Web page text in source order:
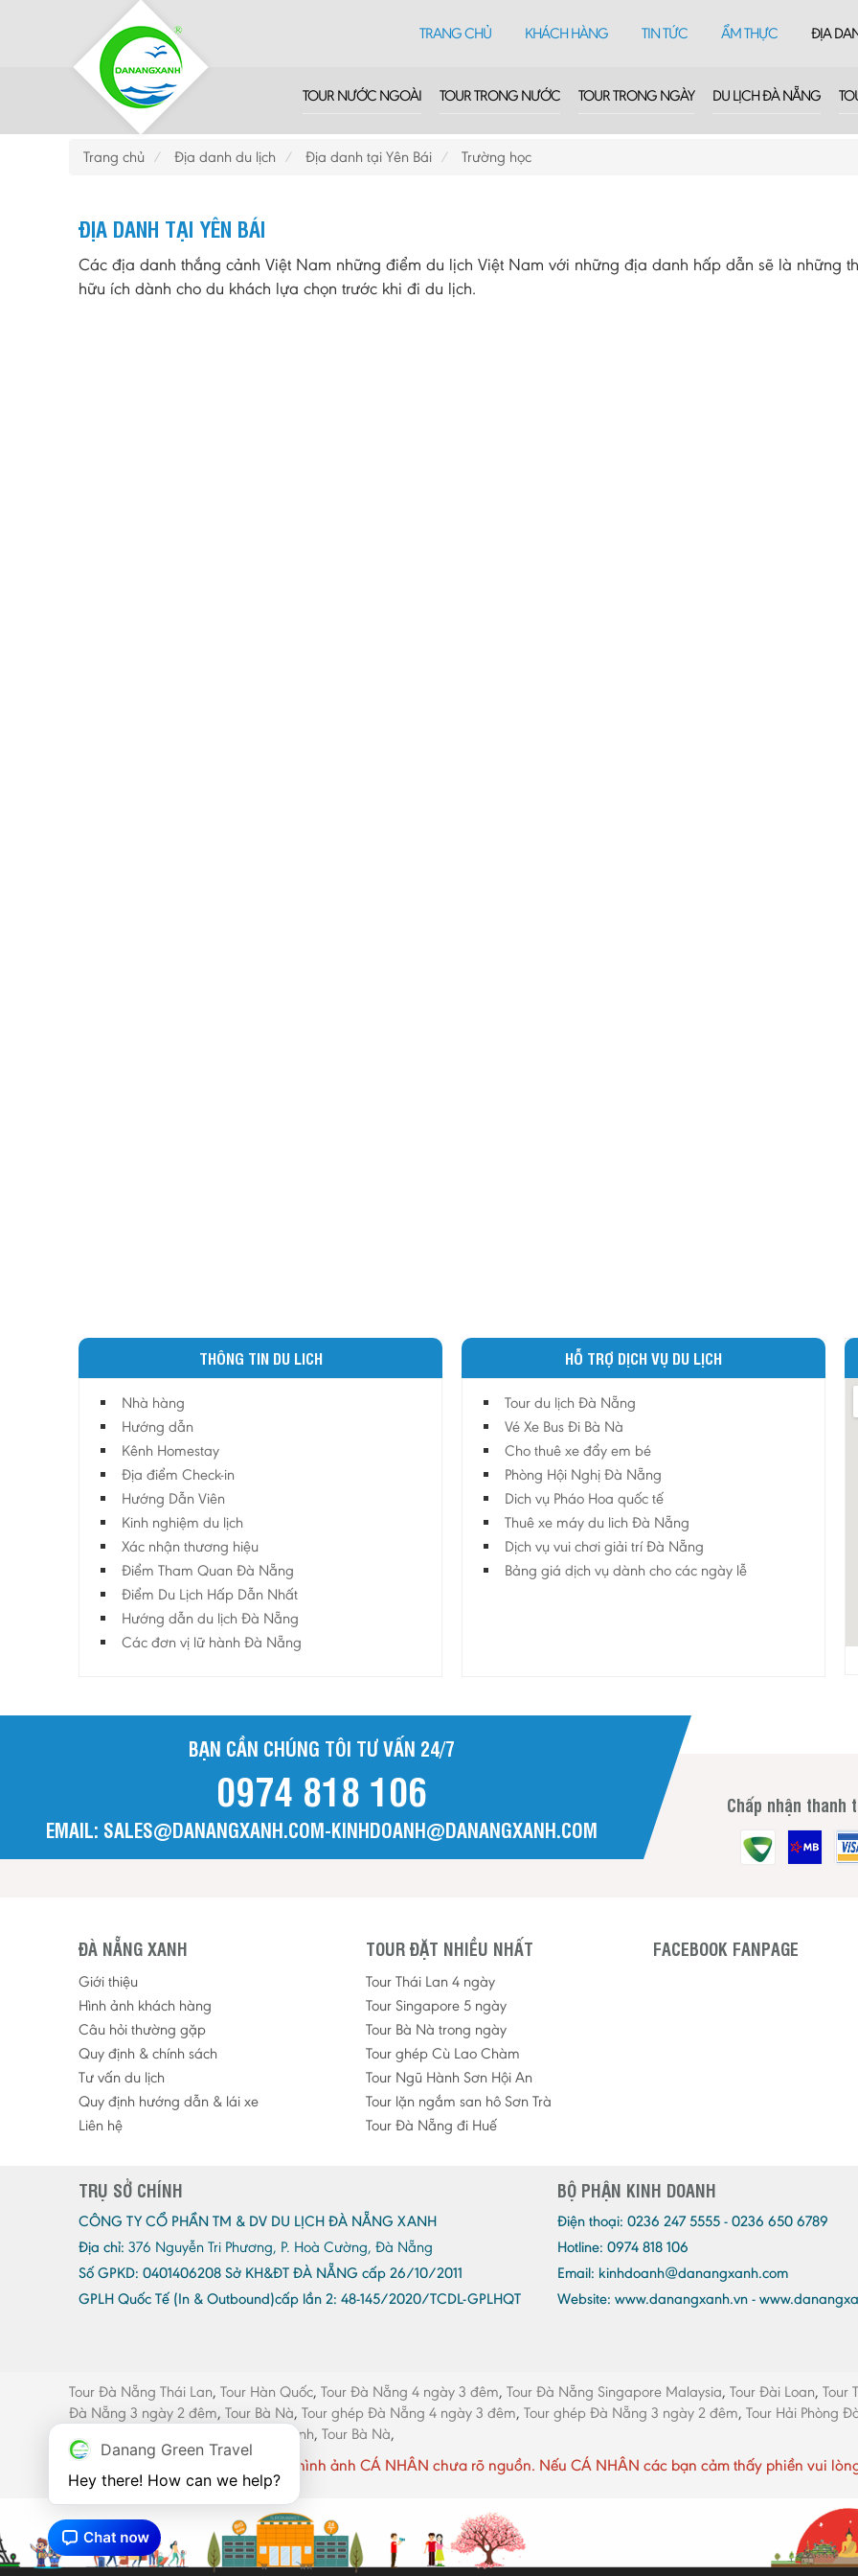
TRANG CHỦ KHÁCH HÀNG TIN TỨC ẨM THỰC ĐỊA
TOUR NƯỚC NGOÀI TOUR TRONG NƯỚC TOUR TRONG NGÀY DU LỊCH ĐÀ NẴNG
Trang chủ Địa danh du lịch Địa danh tại Yên Bái Trường học
ĐỊA DANH TẠI YÊN BÁI
Các địa danh thắng cảnh Việt Nam những điểm du lịch Việt Nam với những địa danh hấp dẫn sẽ là những
hữu ích dành cho du khách lựa chọn trước khi đi du lịch.
THÔNG TIN DU LICH
Nhà hàng
Hướng dẫn
Kênh Homestay
Địa điểm Check-in
Hướng Dẫn Viên
Kinh nghiệm du lịch
Xác nhận thương hiệu
Điểm Tham Quan Đà Nẵng
Điểm Du Lịch Hấp Dẫn Nhất
Hướng dẫn du lịch Đà Nẵng
Các đơn vị lữ hành Đà Nẵng
HỖ TRỢ DỊCH VỤ DU LỊCH
Tour du lịch Đà Nẵng
Vé Xe Bus Đi Bà Nà
Cho thuê xe đẩy em bé
Phòng Hội Nghị Đà Nẵng
Dich vụ Pháo Hoa quốc tế
Thuê xe máy du lich Đà Nẵng
Dịch vụ vui chơi giải trí Đà Nẵng
Bảng giá dịch vụ dành cho các ngày lễ
BẠN CẦN CHÚNG TÔI TƯ VẤN 24/7
0974 818 106
EMAIL: SALES@DANANGXANH.COM-KINHDOANH@DANANGXANH.COM
Chấp nhận thanh
ĐÀ NẴNG XANH
Giới thiệu
Hình ảnh khách hàng
Câu hỏi thường gặp
Quy định & chính sách
Tư vấn du lịch
Quy định hướng dẫn & lái xe
Liên hệ
TOUR ĐẶT NHIỀU NHẤT
Tour Thái Lan 4 ngày
Tour Singapore 5 ngày
Tour Bà Nà trong ngày
Tour ghép Cù Lao Chàm
Tour Ngũ Hành Sơn Hội An
Tour lặn ngắm san hô Sơn Trà
Tour Đà Nẵng đi Huế
FACEBOOK FANPAGE
TRỤ SỞ CHÍNH
CÔNG TY CỔ PHẦN TM & DV DU LỊCH ĐÀ NẴNG XANH
Địa chỉ: 376 Nguyễn Tri Phương, P. Hoà Cường, Đà Nẵng
Số GPKD: 0401406208 Sở KH&ĐT ĐÀ NẴNG cấp 26/10/2011
GPLH Quốc Tế (In & Outbound)cấp lần 2: 48-145/2020/TCDL-GPLHQT
BỘ PHẬN KINH DOANH
Điện thoại: 0236 247 5555 - 0236 650 6789
Hotline: 0974 818 106
Email: kinhdoanh@danangxanh.com
Website: www.danangxanh.vn -
Tour Đà Nẵng Thái Lan, Tour Hàn Quốc, Tour Đà Nẵng 4 ngày 3 đêm, Tour Đà Nẵng Singapore Malaysia, Tour Đài Loan, Tour
Đà Nẵng 3 ngày 2 đêm, Tour Bà Nà, Tour ghép Đà Nẵng 4 ngày 3 đêm, Tour ghép Đà Nẵng 3 ngày 2 đêm, Tour Hải Phòng
Thang máy Quảng Bình, Tour Bà Nà,
Website có sử dụng một số hình ảnh CÁ NHÂN chưa rõ nguồn. Nếu CÁ NHÂN các bạn cảm thấy phiền vui
Danang Green Travel
Hey there! How can we help?